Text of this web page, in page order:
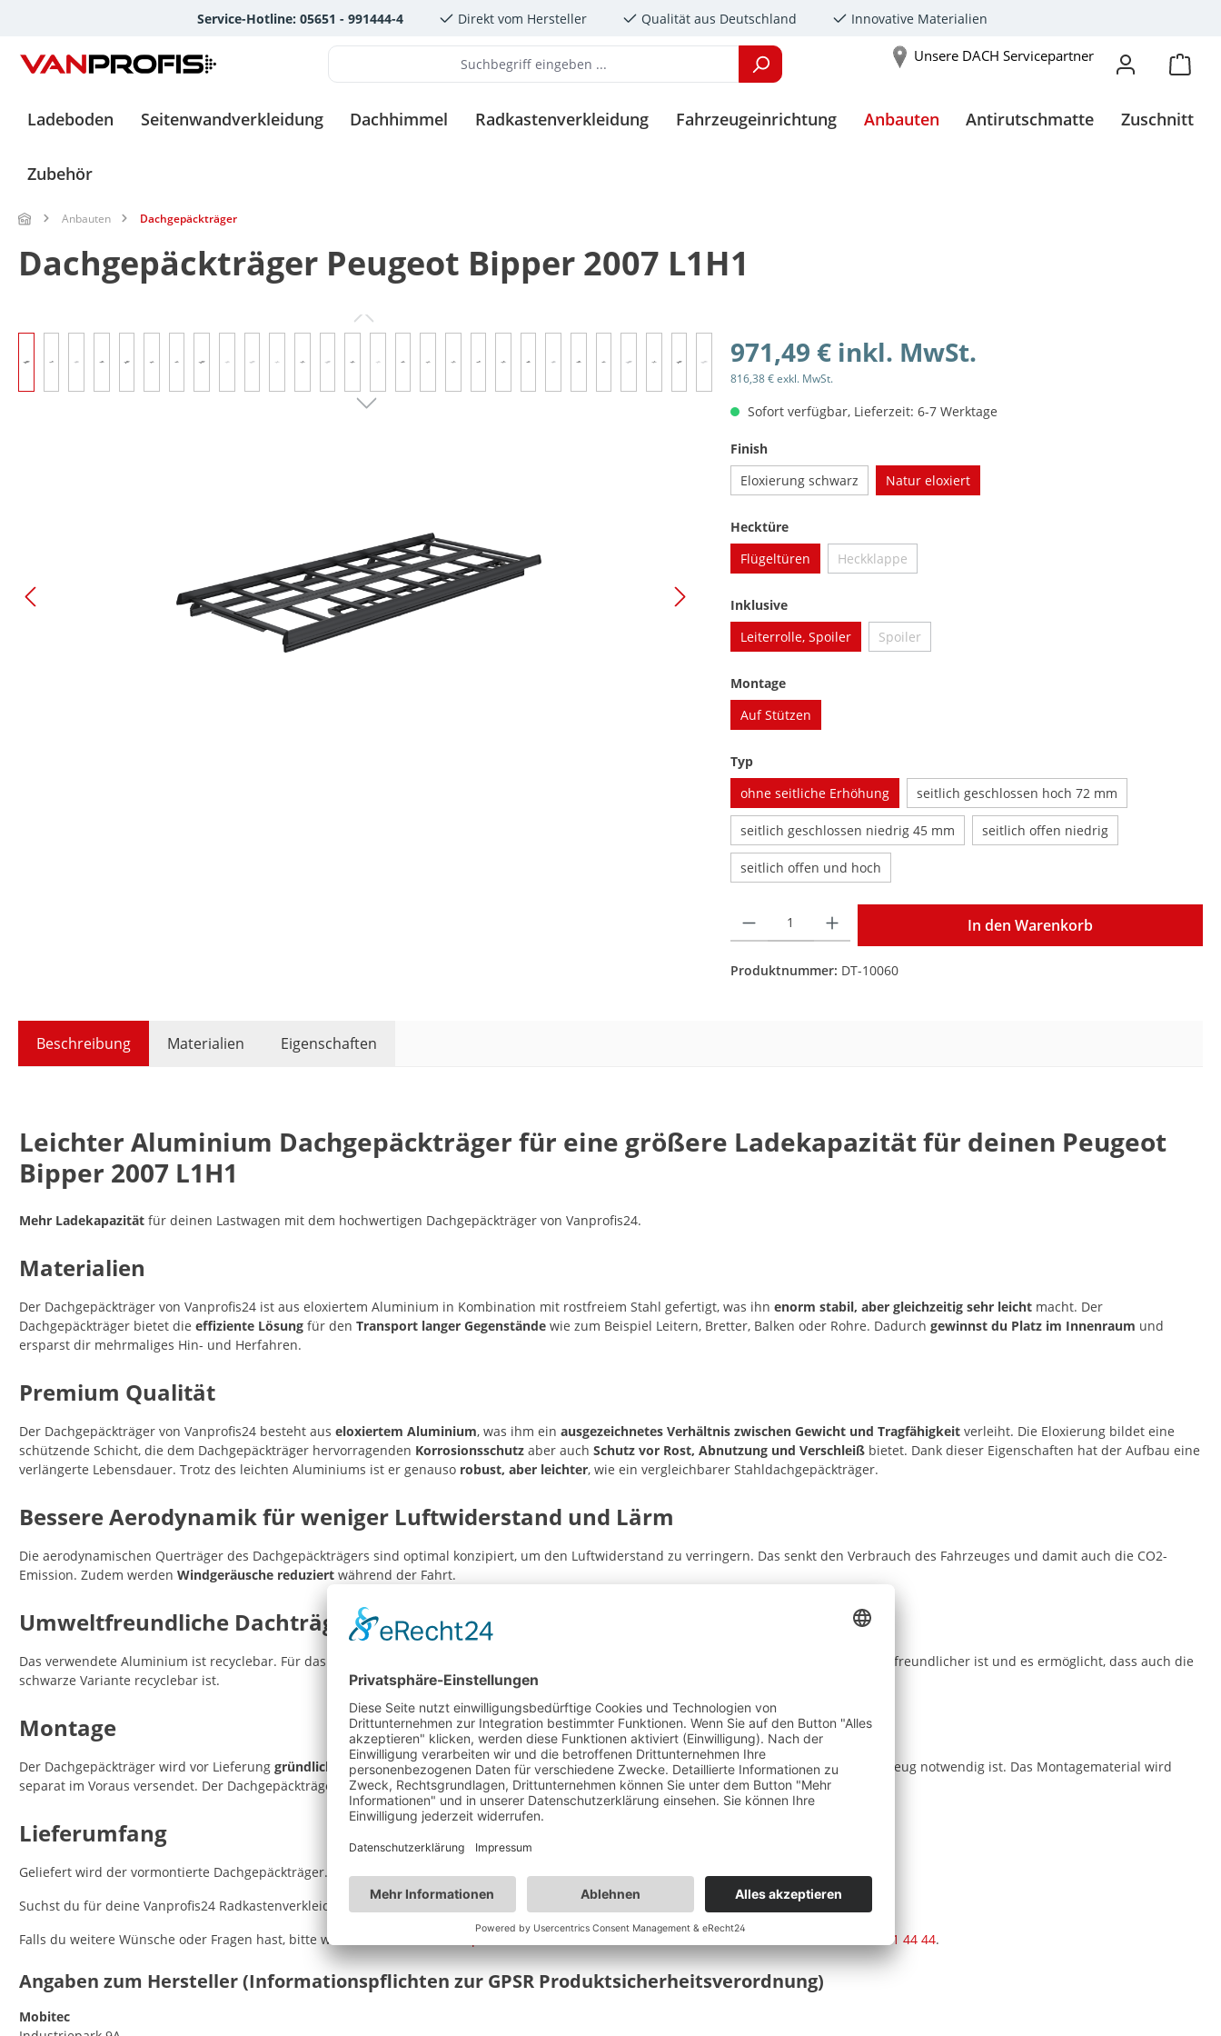
Zur Hauptnavigation springenService-Hotline: 05651 - 991444-4 Direkt vom Hersteller Qualität aus Deutschland Innovative Materialien
Unsere DACH Servicepartner
Ladeboden Seitenwandverkleidung Dachhimmel Radkastenverkleidung Fahrzeugeinrichtung Anbauten Antirutschmatte Zuschnitt
Zubehör
Anbauten Dachgepäckträger
Dachgepäckträger Peugeot Bipper 2007 L1H1
971,49 € inkl. MwSt.
816,38 € exkl. MwSt.
Sofort verfügbar, Lieferzeit: 6-7 Werktage
Finishauswählen
Eloxierung schwarz
Natur eloxiert
Hecktüreauswählen
Flügeltüren
Heckklappe(Diese Option ist zurzeit nicht verfügbar.)
Inklusiveauswählen
Leiterrolle, Spoiler
Spoiler(Diese Option ist zurzeit nicht verfügbar.)
Montageauswählen
Auf Stützen
Typauswählen
ohne seitliche Erhöhung
seitlich geschlossen hoch 72 mm
seitlich geschlossen niedrig 45 mm seitlich offen niedrig
seitlich offen und hoch
In den Warenkorb
Produktnummer: DT-10060
Beschreibung Materialien Eigenschaften
Leichter Aluminium Dachgepäckträger für eine größere Ladekapazität für deinen Peugeot
Bipper 2007 L1H1
Mehr Ladekapazität für deinen Lastwagen mit dem hochwertigen Dachgepäckträger von Vanprofis24.
Materialien
Der Dachgepäckträger von Vanprofis24 ist aus eloxiertem Aluminium in Kombination mit rostfreiem Stahl gefertigt, was ihn enorm stabil, aber gleichzeitig sehr leicht macht. Der
Dachgepäckträger bietet die effiziente Lösung für den Transport langer Gegenstände wie zum Beispiel Leitern, Bretter, Balken oder Rohre. Dadurch gewinnst du Platz im Innenraum und
ersparst dir mehrmaliges Hin- und Herfahren.
Premium Qualität
Der Dachgepäckträger von Vanprofis24 besteht aus eloxiertem Aluminium, was ihm ein ausgezeichnetes Verhältnis zwischen Gewicht und Tragfähigkeit verleiht. Die Eloxierung bildet eine
schützende Schicht, die dem Dachgepäckträger hervorragenden Korrosionsschutz aber auch Schutz vor Rost, Abnutzung und Verschleiß bietet. Dank dieser Eigenschaften hat der Aufbau eine
verlängerte Lebensdauer. Trotz des leichten Aluminiums ist er genauso robust, aber leichter, wie ein vergleichbarer Stahldachgepäckträger.
Bessere Aerodynamik für weniger Luftwiderstand und Lärm
Die aerodynamischen Querträger des Dachgepäckträgers sind optimal konzipiert, um den Luftwiderstand zu verringern. Das senkt den Verbrauch des Fahrzeuges und damit auch die CO2-
Emission. Zudem werden Windgeräusche reduziert während der Fahrt.
Umweltfreundliche Dachträger
Das verwendete Aluminium ist recyclebar. Für das schwarze Sortiment wird keine Farbe, sondern eine spezielle Technik verwendet, die umweltfreundlicher ist und es ermöglicht, dass auch die
schwarze Variante recyclebar ist.
Montage
Der Dachgepäckträger wird vor Lieferung gründlich getestet. Er wirdvormontiert geliefert, sodass nur noch eine mühelose Montage am Fahrzeug notwendig ist. Das Montagematerial wird
separat im Voraus versendet. Der Dachgepäckträger wird serienmäßig mit einemSpoiler ausgestattet.
Lieferumfang
Geliefert wird der vormontierte Dachgepäckträger. Das Montagematerial wird separat im Voraus versendet.
Suchst du für deine Vanprofis24 Radkastenverkleidung den passenden
Seitenwandverkleidung
Falls du weitere Wünsche oder Fragen hast, bitte wende dich an
info@vanprofis24.com oder rufe unseren Kundenservice an unter +49 5651 991 44 44.
Angaben zum Hersteller (Informationspflichten zur GPSR Produktsicherheitsverordnung)
Mobitec